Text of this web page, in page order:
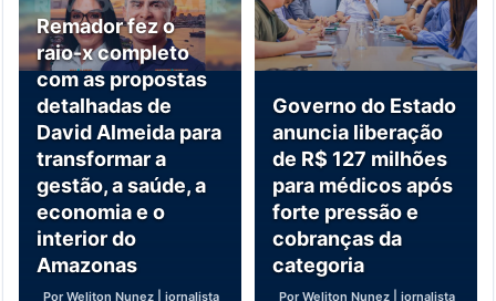
Remador fez o
raio-x completo
com as propostas
detalhadas de
David Almeida para
transformar a
gestão, a saúde, a
economia e o
interior do
Amazonas
Por Weliton Nunez | jornalista
Governo do Estado
anuncia liberação
de R$ 127 milhões
para médicos após
forte pressão e
cobranças da
categoria
Por Weliton Nunez | jornalista